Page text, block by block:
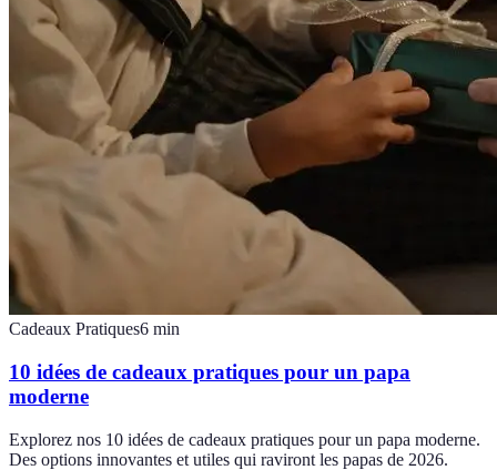
Cadeaux Pratiques6 min
10 idées de cadeaux pratiques pour un papa
moderne
Explorez nos 10 idées de cadeaux pratiques pour un papa moderne.
Des options innovantes et utiles qui raviront les papas de 2026.